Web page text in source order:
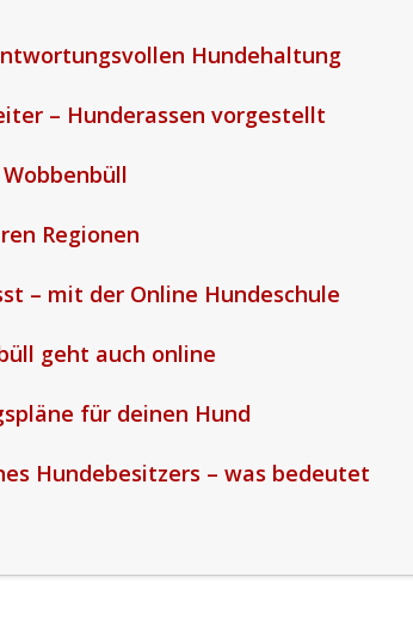
Hundehaltung
– Hunderassen vorgestellt
Regionen
– mit der Online Hundeschule
geht auch online
für deinen Hund
Hundebesitzers – was bedeutet